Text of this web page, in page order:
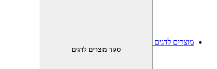
מוצרים לדגים
סגור מוצרים לדגים